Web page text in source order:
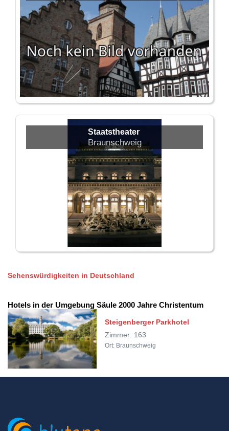
Staatstheater
Braunschweig
Sehenswürdigkeiten in Deutschland
Hotels in der Umgebung Säule 2000 Jahre Christentum
Steigenberger Parkhotel
Zimmer: 163
Ort: Braunschweig